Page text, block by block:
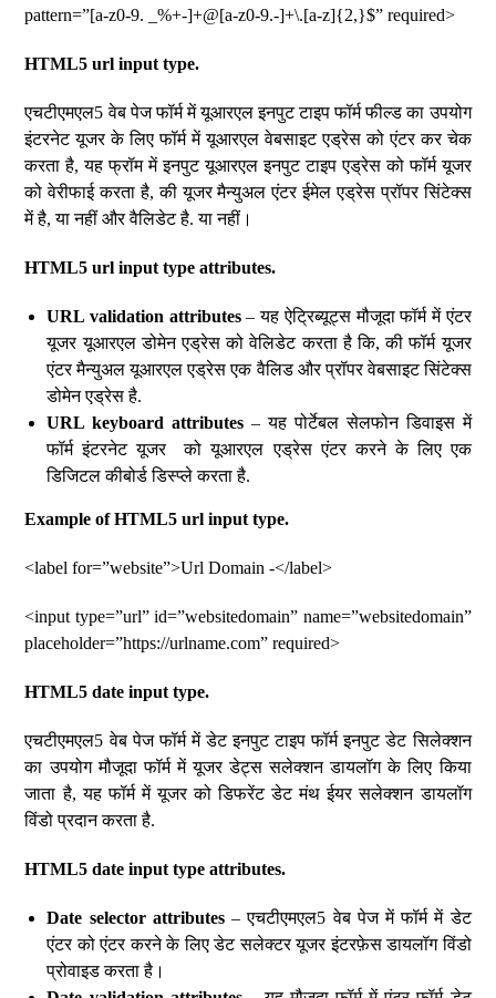
pattern=”[a-z0-9. _%+-]+@[a-z0-9.-]+\.[a-z]{2,}$” required>
HTML5 url input type.
एचटीएमएल5 वेब पेज फॉर्म में यूआरएल इनपुट टाइप फॉर्म फील्ड का उपयोग
इंटरनेट यूजर के लिए फॉर्म में यूआरएल वेबसाइट एड्रेस को एंटर कर चेक
करता है, यह फ्रॉम में इनपुट यूआरएल इनपुट टाइप एड्रेस को फॉर्म यूजर
को वेरीफाई करता है, की यूजर मैन्युअल एंटर ईमेल एड्रेस प्रॉपर सिंटेक्स
में है, या नहीं और वैलिडेट है. या नहीं।
HTML5 url input type attributes.
URL validation attributes– यह ऐट्रिब्यूट्स मौजूदा फॉर्म में एंटर
यूजर यूआरएल डोमेन एड्रेस को वेलिडेट करता है कि, की फॉर्म यूजर
एंटर मैन्युअल यूआरएल एड्रेस एक वैलिड और प्रॉपर वेबसाइट सिंटेक्स
डोमेन एड्रेस है.
URL keyboard attributes – यह पोर्टेबल सेलफोन डिवाइस में
फॉर्म इंटरनेट यूजर को यूआरएल एड्रेस एंटर करने के लिए एक
डिजिटल कीबोर्ड डिस्प्ले करता है.
Example of HTML5 url input type.
<label for=”website”>Url Domain -</label>
<input type=”url” id=”websitedomain” name=”websitedomain”
placeholder=”https://urlname.com” required>
HTML5 date input type.
एचटीएमएल5 वेब पेज फॉर्म में डेट इनपुट टाइप फॉर्म इनपुट डेट सिलेक्शन
का उपयोग मौजूदा फॉर्म में यूजर डेट्स सलेक्शन डायलॉग के लिए किया
जाता है, यह फॉर्म में यूजर को डिफरेंट डेट मंथ ईयर सलेक्शन डायलॉग
विंडो प्रदान करता है.
HTML5 date input type attributes.
Date selector attributes– एचटीएमएल5 वेब पेज में फॉर्म में डेट
एंटर को एंटर करने के लिए डेट सलेक्टर यूजर इंटरफ़ेस डायलॉग विंडो
प्रोवाइड करता है।